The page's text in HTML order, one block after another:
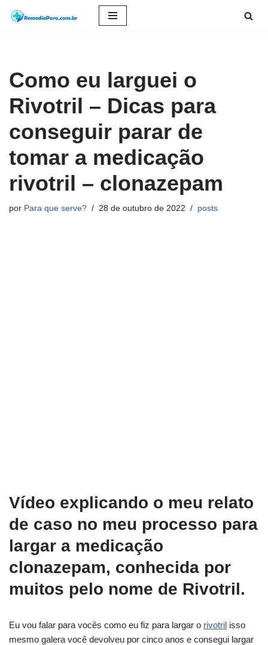
conteúdo
Como eu larguei o
Rivotril – Dicas para
conseguir parar de
tomar a medicação
rivotril – clonazepam
por Para que serve? 28 de outubro de 2022 posts
Vídeo explicando o meu relato
de caso no meu processo para
largar a medicação
clonazepam, conhecida por
muitos pelo nome de Rivotril.
Eu vou falar para vocês como eu fiz para largar o rivotril isso
mesmo galera você devolveu por cinco anos e consegui largar